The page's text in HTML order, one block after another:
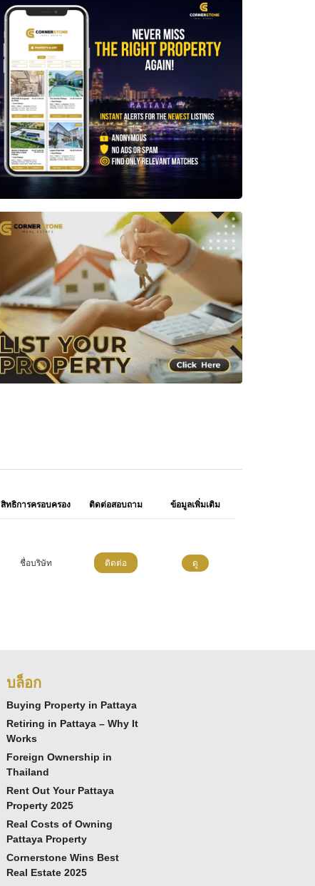
สิทธิการครอบครอง ติดต่อสอบถาม ข้อมูลเพิ่มเติม
ชื่อบริษัท ติดต่อ ดู
บล็อก
Buying Property in Pattaya
Retiring in Pattaya – Why It
Works
Foreign Ownership in
Thailand
Rent Out Your Pattaya
Property 2025
Real Costs of Owning
Pattaya Property
Cornerstone Wins Best
Real Estate 2025